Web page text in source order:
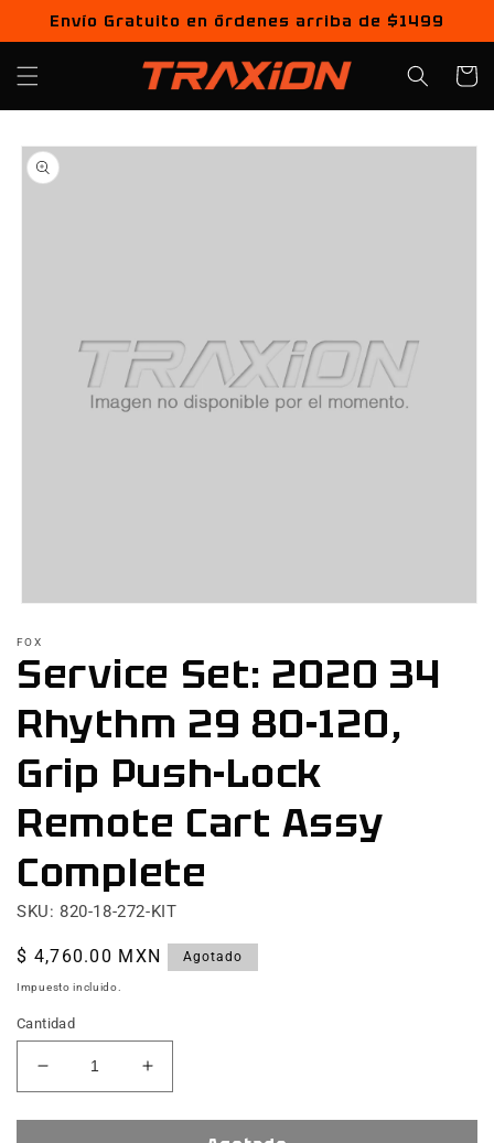
directamente
al contenido
Envío Gratuito en órdenes arriba de $1499
Carrito
directamente
a la
información
multimedia
1
en
una
ventana
modal
FOX
Service Set: 2020 34
Rhythm 29 80-120,
Grip Push-Lock
Remote Cart Assy
Complete
SKU: 820-18-272-KIT
Precio
habitual
$ 4,760.00 MXN Agotado
Impuesto incluido.
Cantidad
Reducir
cantidad
para
Aumentar
cantidad
para